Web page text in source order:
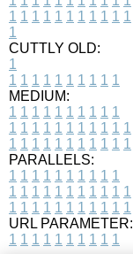
1 1 1 1 1 1 1 1 1 1 1
1
CUTTLY OLD:
1
1 1 1 1 1 1 1 1 1 1
MEDIUM:
1 1 1 1 1 1 1 1 1 1
1 1 1 1 1 1 1 1 1 1 1
1 1 1 1 1 1 1 1 1 1 1
PARALLELS:
1 1 1 1 1 1 1 1 1 1
1 1 1 1 1 1 1 1 1 1 1
1 1 1 1 1 1 1 1 1 1 1
URL PARAMETER:
1 1 1 1 1 1 1 1 1 1